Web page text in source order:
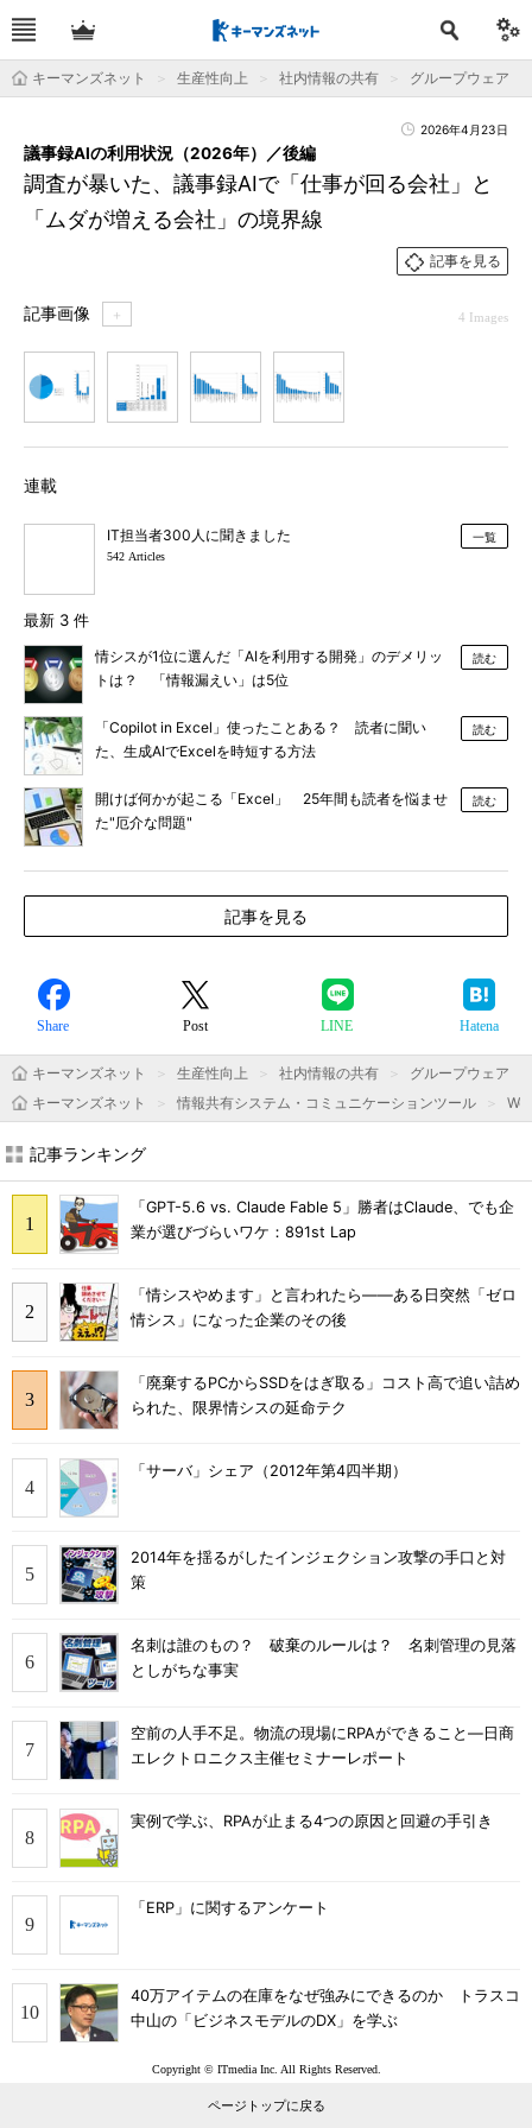
キーマンズネット 生産性向上 社内情報の共有 グループウェア
2026年4月23日
調査が暴いた、議事録AIで「仕事が回る会社」と
「ムダが増える会社」の境界線
議事録AIの利用状況（2026年）／後編
記事を見る
記事画像 ＋ 4 Images
連載
IT担当者300人に聞きました
542 Articles
一覧
最新 3 件
情シスが1位に選んだ「AIを利用する開発」のデメリッ
トは？ 「情報漏えい」は5位
読む
「Copilot in Excel」使ったことある？ 読者に聞い
た、生成AIでExcelを時短する方法
読む
開けば何かが起こる「Excel」 25年間も読者を悩ませ
た"厄介な問題"
読む
記事を見る
Share Post LINE Hatena
キーマンズネット 生産性向上 社内情報の共有
グループウェア
キーマンズネット
情報共有システム・コミュニケーションツール
記事ランキング
「GPT-5.6 vs. Claude Fable 5」勝者はClaude、でも企
業が選びづらいワケ：891st Lap
「情シスやめます」と言われたら――ある日突然「ゼロ
情シス」になった企業のその後
「廃棄するPCからSSDをはぎ取る」コスト高で追い詰め
られた、限界情シスの延命テク
「サーバ」シェア（2012年第4四半期）
2014年を揺るがしたインジェクション攻撃の手口と対
策
名刺は誰のもの？ 破棄のルールは？ 名刺管理の見落
としがちな事実
空前の人手不足。物流の現場にRPAができること―日商
エレクトロニクス主催セミナーレポート
実例で学ぶ、RPAが止まる4つの原因と回避の手引き
「ERP」に関するアンケート
40万アイテムの在庫をなぜ強みにできるのか トラスコ
中山の「ビジネスモデルのDX」を学ぶ
Copyright © ITmedia Inc. All Rights Reserved.
ページトップに戻る